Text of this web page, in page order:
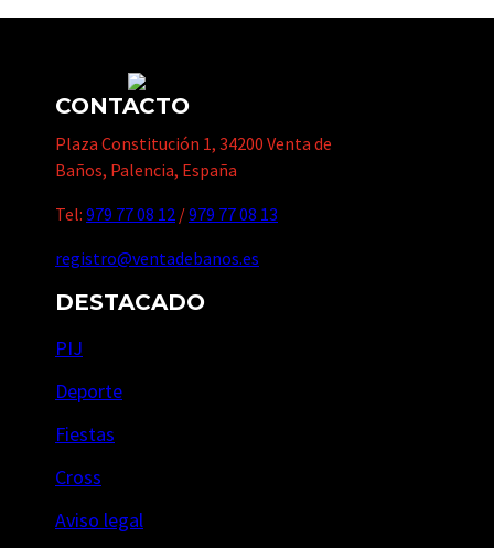
CONTACTO
Plaza Constitución 1, 34200 Venta de
Baños, Palencia, España
Tel: 979 77 08 12 /979 77 08 13
registro@ventadebanos.es
DESTACADO
PIJ
Deporte
Fiestas
Cross
Aviso legal